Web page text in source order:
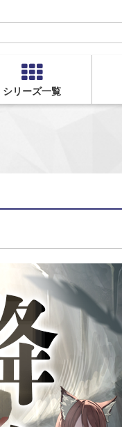
シリーズ一覧